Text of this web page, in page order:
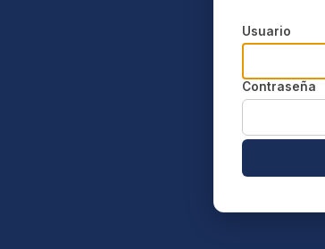
Usuario
Contraseña